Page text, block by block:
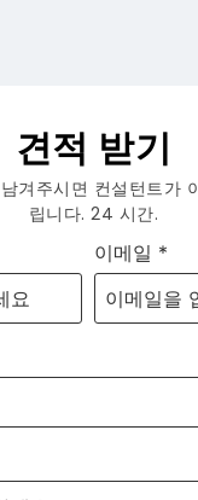
견적 받기
겨주시면 컨설턴트가
립니다. 24 시간.
이메일 *